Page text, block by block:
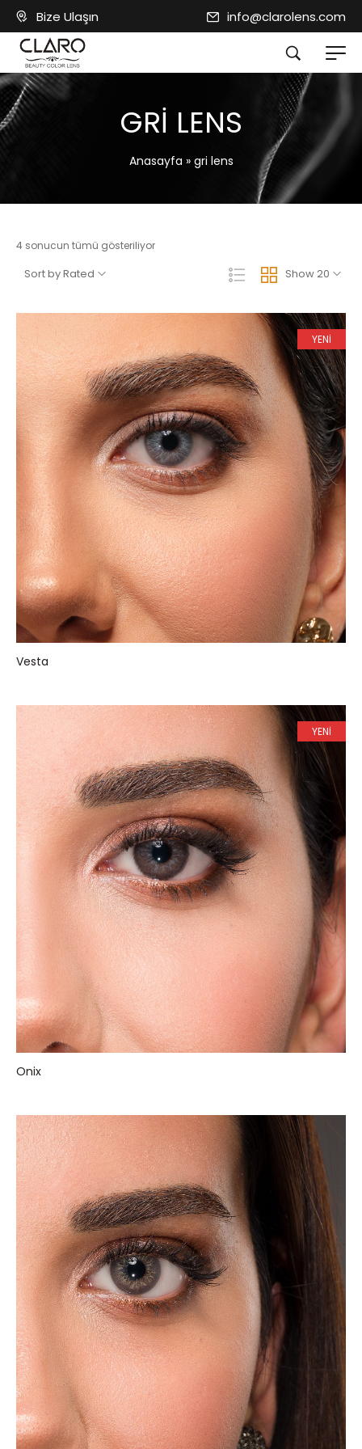
Bize Ulaşın info@clarolens.com
GRI LENS
Anasayfa » gri lens
4 sonucun tümü gösteriliyor
Show 20
Sort by Rated
YENİ
Vesta
YENİ
Onix